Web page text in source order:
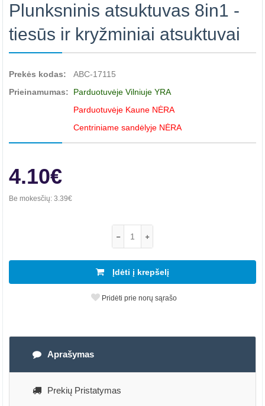
Plunksninis atsuktuvas 8in1 -
tiesūs ir kryžminiai atsuktuvai
Prekės kodas:
ABC-17115
Prieinamumas:
Parduotuvėje Vilniuje YRA
Parduotuvėje Kaune NĖRA
Centriniame sandėlyje NĖRA
4.10€
Be mokesčių: 3.39€
Įdėti į krepšelį
Pridėti prie norų sąrašo
Aprašymas
Prekių Pristatymas